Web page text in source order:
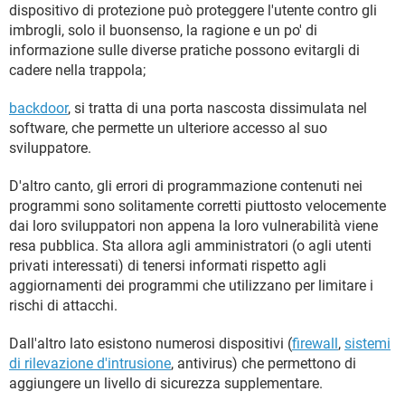
dispositivo di protezione può proteggere l'utente contro gli
imbrogli, solo il buonsenso, la ragione e un po' di
informazione sulle diverse pratiche possono evitargli di
cadere nella trappola;
backdoor, si tratta di una porta nascosta dissimulata nel
software, che permette un ulteriore accesso al suo
sviluppatore.
D'altro canto, gli errori di programmazione contenuti nei
programmi sono solitamente corretti piuttosto velocemente
dai loro sviluppatori non appena la loro vulnerabilità viene
resa pubblica. Sta allora agli amministratori (o agli utenti
privati interessati) di tenersi informati rispetto agli
aggiornamenti dei programmi che utilizzano per limitare i
rischi di attacchi.
Dall'altro lato esistono numerosi dispositivi (firewall, sistemi
di rilevazione d'intrusione, antivirus) che permettono di
aggiungere un livello di sicurezza supplementare.